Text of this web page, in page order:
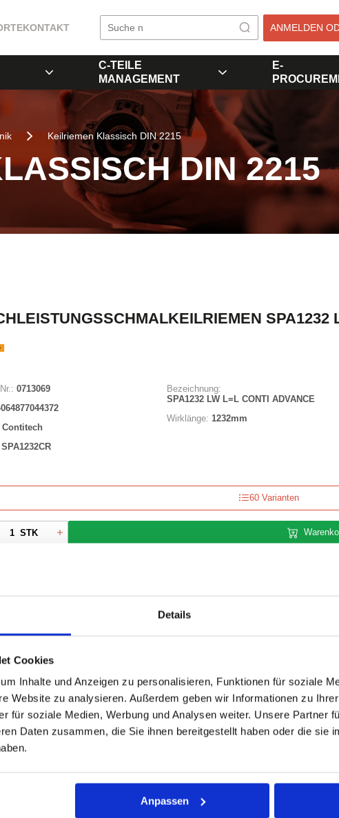
Details
Cookies
Inhalte und Anzeigen zu personalisieren, Funktionen für soziale
Website zu analysieren. Außerdem geben wir Informationen zu
für soziale Medien, Werbung und Analysen weiter. Unsere Partner
Daten zusammen, die Sie ihnen bereitgestellt haben oder die sie
Anpassen
KONTAKT ANMELDEN
C-TEILE
MANAGEMENT
E-
Keilriemen Klassisch DIN 2215
DIN 2215
SPA1232
0713069
Contitech
SPA1232CR
Bezeichnung:
SPA1232 LW L=L CONTI ADVANCE
Wirklänge: 1232mm
60 Varianten
STK